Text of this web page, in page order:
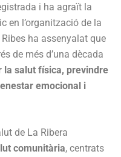
i ha agraït la
en l’organització de la
ha assenyalat que
de més d’una dècada
la salut física, previndre
emocional i
de La Ribera
comunitària, centrats